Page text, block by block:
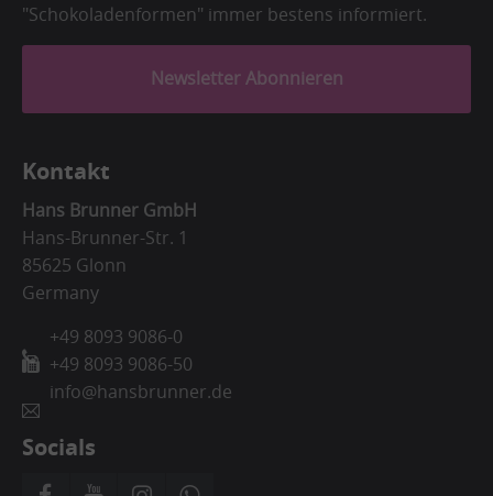
"Schokoladenformen" immer bestens informiert.
Newsletter Abonnieren
Kontakt
Hans Brunner GmbH
Hans-Brunner-Str. 1
85625 Glonn
Germany
+49 8093 9086-0
+49 8093 9086-50
info@hansbrunner.de
Socials